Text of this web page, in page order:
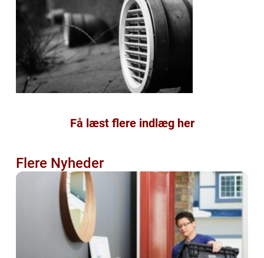
Få læst flere indlæg her
Flere Nyheder